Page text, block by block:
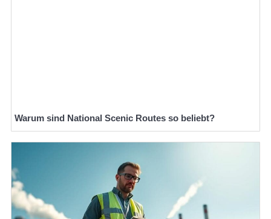
Warum sind National Scenic Routes so beliebt?